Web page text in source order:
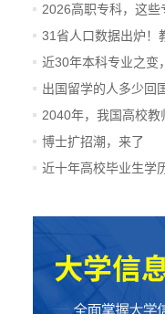
2026高职专科，这些
31省人口数据出炉！
近30年本科专业之变
出国留学的人多少回
2040年，我国高校
博士扩招潮，来了
近十年高校毕业生学